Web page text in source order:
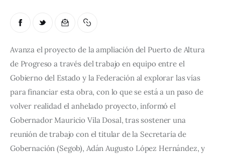
Avanza el proyecto de la ampliación del Puerto de Altura
de Progreso a través del trabajo en equipo entre el
Gobierno del Estado y la Federación al explorar las vías
para financiar esta obra, con lo que se está a un paso de
volver realidad el anhelado proyecto, informó el
Gobernador Mauricio Vila Dosal, tras sostener una
reunión de trabajo con el titular de la Secretaría de
Gobernación (Segob), Adán Augusto López Hernández, y